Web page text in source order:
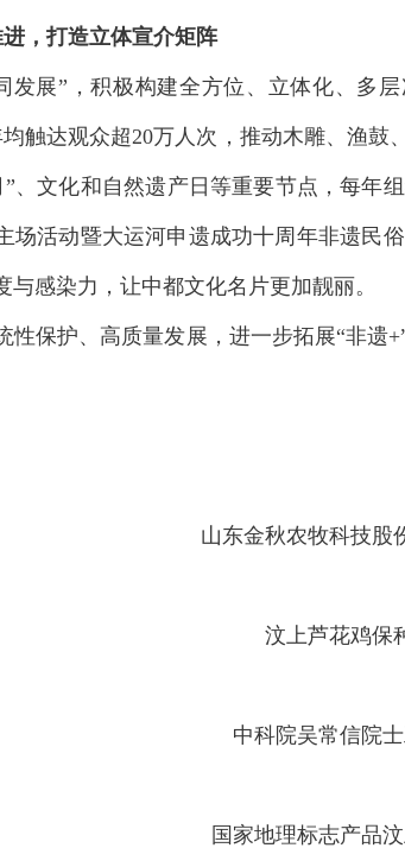
，打造立体宣介矩阵
发展”，积极构建全方位、立体化、多
触达观众超20万人次，推动木雕、渔
、文化和自然遗产日等重要节点，每年
场活动暨大运河申遗成功十周年非遗
感染力，让中都文化名片更加靓丽。
性保护、高质量发展，进一步拓展“非
山东金秋农牧科技股
汶上芦花鸡保
中科院吴常信院
国家地理标志产品